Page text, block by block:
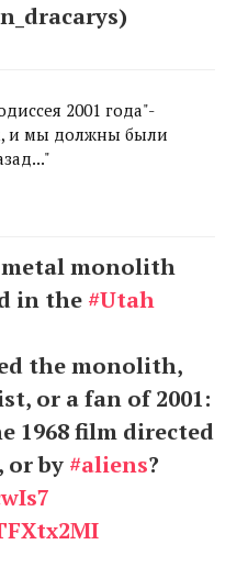
2001 года"-
и мы должны были
metal monolith
in the #Utah
the monolith,
or a fan of 2001:
1968 film directed
or by #aliens?